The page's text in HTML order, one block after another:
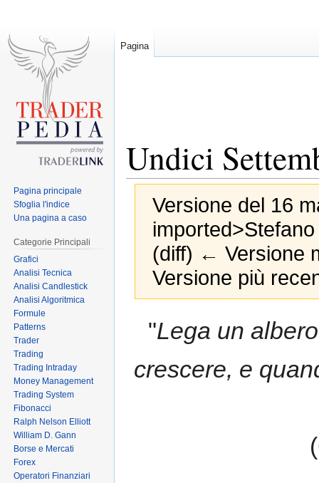
Undici
Versione del 16
(diff) ← Versione
Versione più
"Lega un
crescere, e
Pagina
Pagina principale
Sfoglia l'indice
Una pagina a caso
Categorie Principali
Grafici
Analisi Tecnica
Analisi Candlestick
Analisi Algoritmica
Formule
Patterns
Trader
Trading
Trading Intraday
Money Management
Trading System
Fibonacci
Ralph Nelson Elliott
William D. Gann
Borse e Mercati
Forex
Operatori Finanziari